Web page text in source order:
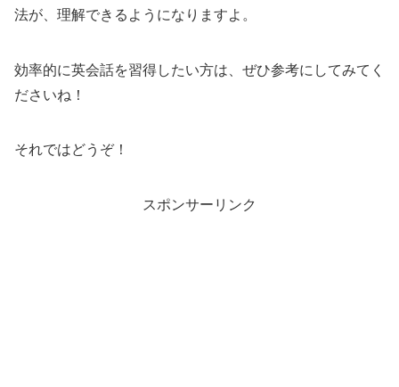
法が、理解できるようになりますよ。
効率的に英会話を習得したい方は、ぜひ参考にしてみてく
ださいね！
それではどうぞ！
スポンサーリンク